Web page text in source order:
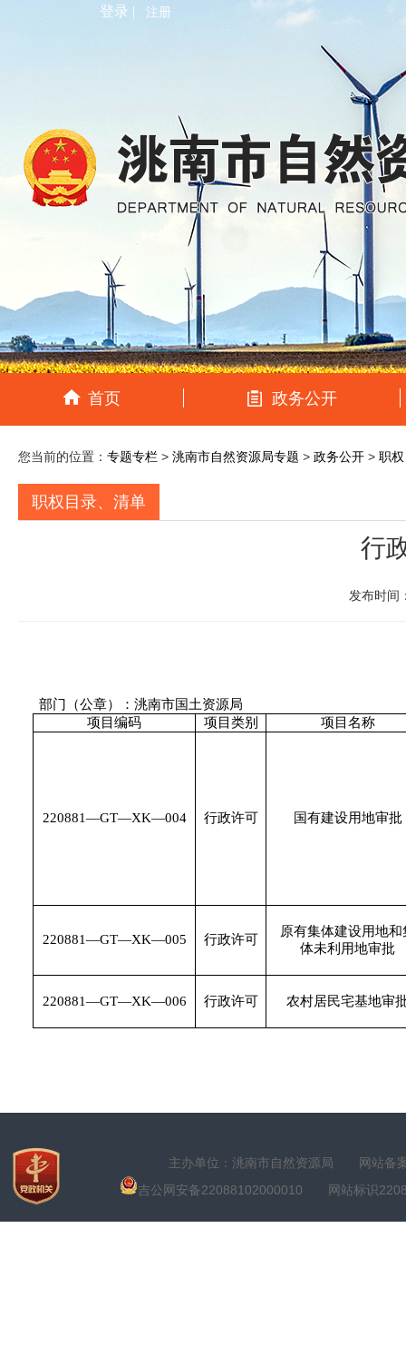
登录 | 注册
首页 政务公开
您当前的位置： 专题专栏 > 洮南市自然资源局专题 > 政务公开 > 职
职权目录、清单
行
发布时间
部门（公章）：洮南市国土资源局
项目编码
项目类别 项目名称
220881—GT—XK—004 行政许可 国有建设用地审批
220881—GT—XK—005 行政许可
原有集体建设用地和
体未利用地审批
220881—GT—XK—006 行政许可 农村居民宅基地审
主办单位：洮南市自然资源局
网站备
吉公网安备22088102000010 网站标识